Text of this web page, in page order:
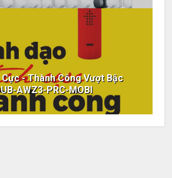
- Thành Công Vượt Bậc
AWZ3-PRC-MOBI